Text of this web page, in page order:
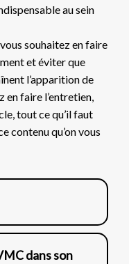
au sein
souhaitez en faire
et éviter que
l’apparition de
en faire l’entretien,
tout ce qu’il faut
contenu qu’on vous
dans son